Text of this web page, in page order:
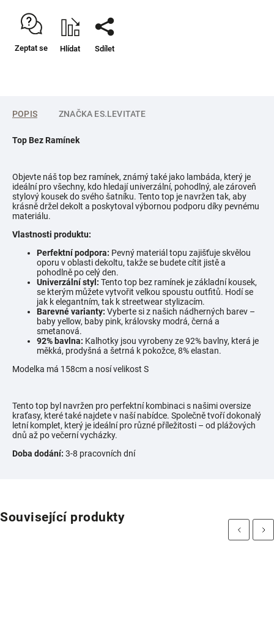
Zeptat se Hlídat Sdílet
POPIS ZNAČKA ES.LEVITATE
Top Bez Ramínek
Objevte náš top bez ramínek, známý také jako lambáda, který je
ideální pro všechny, kdo hledají univerzální, pohodlný, ale zároveň
stylový kousek do svého šatníku. Tento top je navržen tak, aby
krásně držel dekolt a poskytoval výbornou podporu díky pevnému
materiálu.
Vlastnosti produktu:
Perfektní podpora: Pevný materiál topu zajišťuje skvělou
oporu v oblasti dekoltu, takže se budete cítit jistě a
pohodlně po celý den.
Univerzální styl: Tento top bez ramínek je základní kousek,
se kterým můžete vytvořit velkou spoustu outfitů. Hodí se
jak k elegantním, tak k streetwear stylizacím.
Barevné varianty: Vyberte si z našich nádherných barev –
baby yellow, baby pink, královsky modrá, černá a
smetanová.
92% bavlna: Kalhotky jsou vyrobeny ze 92% bavlny, která je
měkká, prodyšná a šetrná k pokožce, 8% elastan.
Modelka má 158cm a nosí velikost S
Tento top byl navržen pro perfektní kombinaci s našimi oversize
kraťasy, které také najdete v naší nabídce. Společně tvoří dokonalý
letní komplet, který je ideální pro různé příležitosti – od plážových
dnů až po večerní vycházky.
Doba dodání: 3-8 pracovních dní
Související produkty
Previous Next